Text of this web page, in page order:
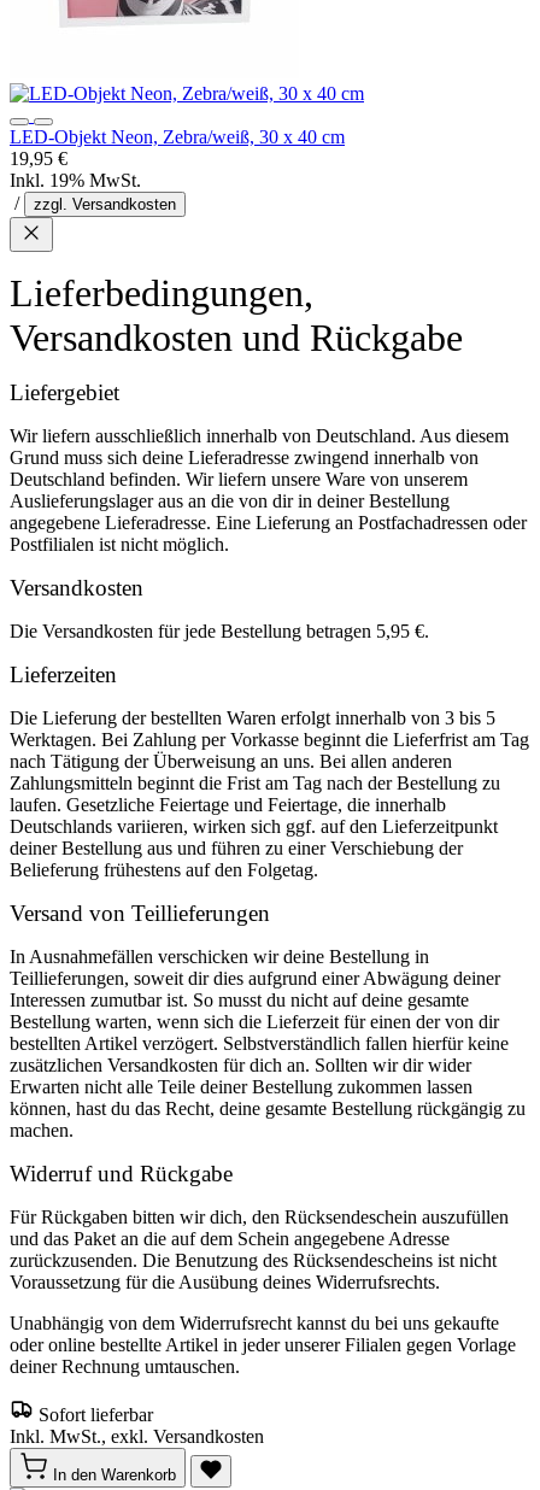
LED-Objekt Neon, Zebra/weiß, 30 x 40 cm
19,95 €
Inkl. 19% MwSt.
/
zzgl. Versandkosten
Lieferbedingungen,
Versandkosten und Rückgabe
Liefergebiet
Wir liefern ausschließlich innerhalb von Deutschland. Aus diesem
Grund muss sich deine Lieferadresse zwingend innerhalb von
Deutschland befinden. Wir liefern unsere Ware von unserem
Auslieferungslager aus an die von dir in deiner Bestellung
angegebene Lieferadresse. Eine Lieferung an Postfachadressen oder
Postfilialen ist nicht möglich.
Versandkosten
Die Versandkosten für jede Bestellung betragen 5,95 €.
Lieferzeiten
Die Lieferung der bestellten Waren erfolgt innerhalb von 3 bis 5
Werktagen. Bei Zahlung per Vorkasse beginnt die Lieferfrist am Tag
nach Tätigung der Überweisung an uns. Bei allen anderen
Zahlungsmitteln beginnt die Frist am Tag nach der Bestellung zu
laufen. Gesetzliche Feiertage und Feiertage, die innerhalb
Deutschlands variieren, wirken sich ggf. auf den Lieferzeitpunkt
deiner Bestellung aus und führen zu einer Verschiebung der
Belieferung frühestens auf den Folgetag.
Versand von Teillieferungen
In Ausnahmefällen verschicken wir deine Bestellung in
Teillieferungen, soweit dir dies aufgrund einer Abwägung deiner
Interessen zumutbar ist. So musst du nicht auf deine gesamte
Bestellung warten, wenn sich die Lieferzeit für einen der von dir
bestellten Artikel verzögert. Selbstverständlich fallen hierfür keine
zusätzlichen Versandkosten für dich an. Sollten wir dir wider
Erwarten nicht alle Teile deiner Bestellung zukommen lassen
können, hast du das Recht, deine gesamte Bestellung rückgängig zu
machen.
Widerruf und Rückgabe
Für Rückgaben bitten wir dich, den Rücksendeschein auszufüllen
und das Paket an die auf dem Schein angegebene Adresse
zurückzusenden. Die Benutzung des Rücksendescheins ist nicht
Voraussetzung für die Ausübung deines Widerrufsrechts.
Unabhängig von dem Widerrufsrecht kannst du bei uns gekaufte
oder online bestellte Artikel in jeder unserer Filialen gegen Vorlage
deiner Rechnung umtauschen.
Sofort lieferbar
Inkl. MwSt., exkl. Versandkosten
In den Warenkorb